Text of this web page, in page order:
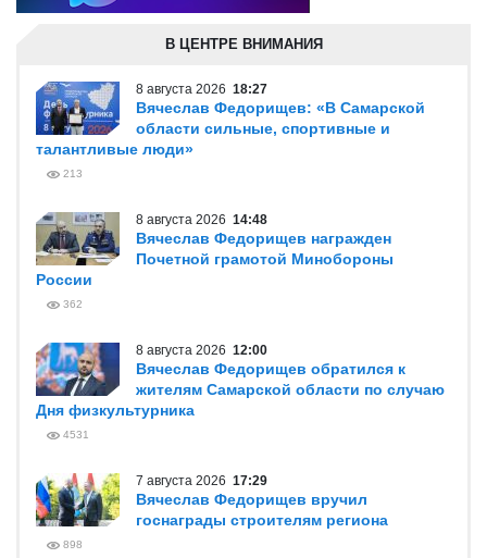
В ЦЕНТРЕ ВНИМАНИЯ
8 августа 2026 18:27
Вячеслав Федорищев: «В Самарской
области сильные, спортивные и
талантливые люди»
213
8 августа 2026 14:48
Вячеслав Федорищев награжден
Почетной грамотой Минобороны
России
362
8 августа 2026 12:00
Вячеслав Федорищев обратился к
жителям Самарской области по случаю
Дня физкультурника
4531
7 августа 2026 17:29
Вячеслав Федорищев вручил
госнаграды строителям региона
898